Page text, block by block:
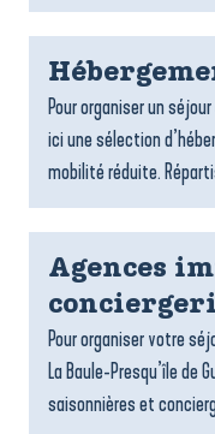
Pour organiser un
ici une sélection
mobilité réduite.
Agences
Pour organiser votre
La Baule-Presqu’île de
saisonnières et